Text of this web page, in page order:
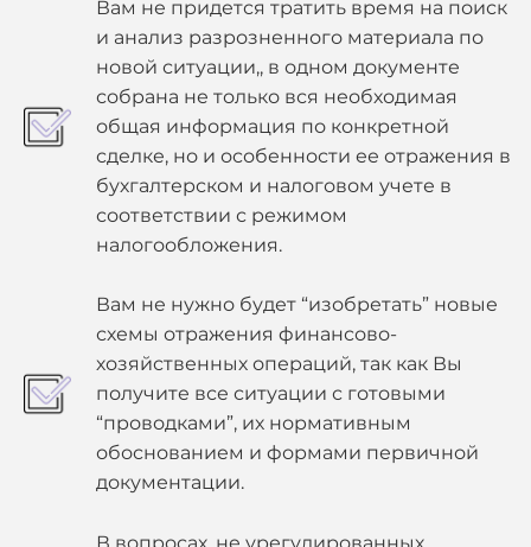
Вам не придется тратить время на поиск
и анализ разрозненного материала по
новой ситуации,, в одном документе
собрана не только вся необходимая
общая информация по конкретной
сделке, но и особенности ее отражения в
бухгалтерском и налоговом учете в
соответствии с режимом
налогообложения.
Вам не нужно будет “изобретать” новые
схемы отражения финансово-
хозяйственных операций, так как Вы
получите все ситуации с готовыми
“проводками”, их нормативным
обоснованием и формами первичной
документации.
В вопросах, не урегулированных